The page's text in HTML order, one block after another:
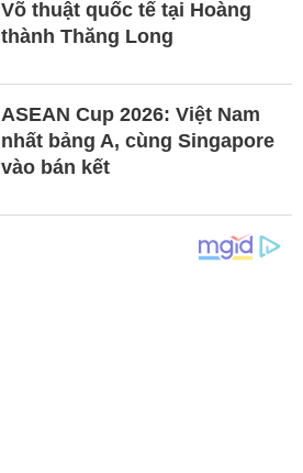
Võ thuật quốc tế tại Hoàng
thành Thăng Long
ASEAN Cup 2026: Việt Nam
nhất bảng A, cùng Singapore
vào bán kết